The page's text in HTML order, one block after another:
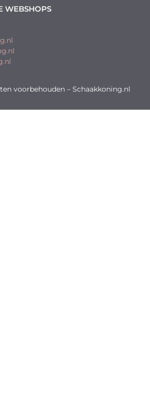
WEBSHOPS
voorbehouden – Schaakkoning.nl